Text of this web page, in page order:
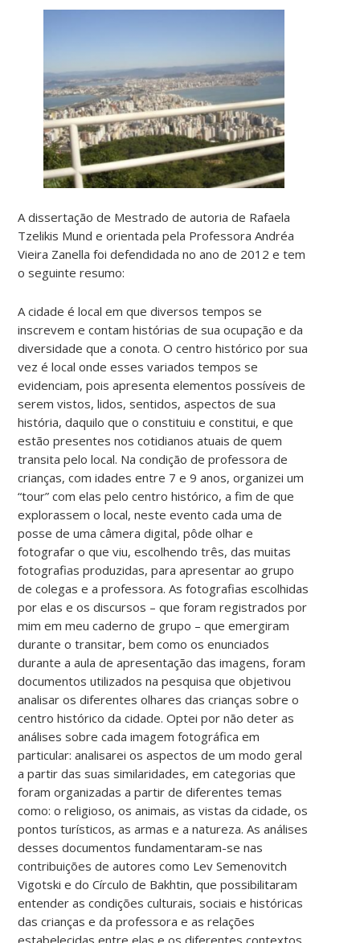
A dissertação de Mestrado de autoria de Rafaela
Tzelikis Mund e orientada pela Professora Andréa
Vieira Zanella foi defendidada no ano de 2012 e tem
o seguinte resumo:
A cidade é local em que diversos tempos se
inscrevem e contam histórias de sua ocupação e da
diversidade que a conota. O centro histórico por sua
vez é local onde esses variados tempos se
evidenciam, pois apresenta elementos possíveis de
serem vistos, lidos, sentidos, aspectos de sua
história, daquilo que o constituiu e constitui, e que
estão presentes nos cotidianos atuais de quem
transita pelo local. Na condição de professora de
crianças, com idades entre 7 e 9 anos, organizei um
“tour” com elas pelo centro histórico, a fim de que
explorassem o local, neste evento cada uma de
posse de uma câmera digital, pôde olhar e
fotografar o que viu, escolhendo três, das muitas
fotografias produzidas, para apresentar ao grupo
de colegas e a professora. As fotografias escolhidas
por elas e os discursos – que foram registrados por
mim em meu caderno de grupo – que emergiram
durante o transitar, bem como os enunciados
durante a aula de apresentação das imagens, foram
documentos utilizados na pesquisa que objetivou
analisar os diferentes olhares das crianças sobre o
centro histórico da cidade. Optei por não deter as
análises sobre cada imagem fotográfica em
particular: analisarei os aspectos de um modo geral
a partir das suas similaridades, em categorias que
foram organizadas a partir de diferentes temas
como: o religioso, os animais, as vistas da cidade, os
pontos turísticos, as armas e a natureza. As análises
desses documentos fundamentaram-se nas
contribuições de autores como Lev Semenovitch
Vigotski e do Círculo de Bakhtin, que possibilitaram
entender as condições culturais, sociais e históricas
das crianças e da professora e as relações
estabelecidas entre elas e os diferentes contextos